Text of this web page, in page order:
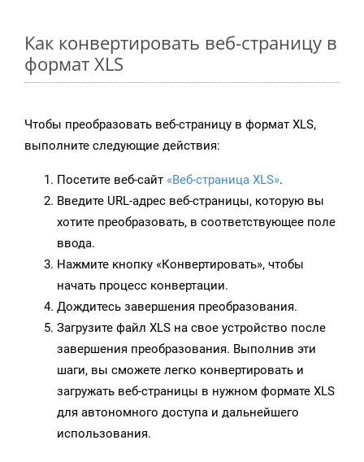
Как конвертировать веб-страницу в
формат XLS
Чтобы преобразовать веб-страницу в формат XLS,
выполните следующие действия:
Посетите веб-сайт «Веб-страница XLS».
Введите URL-адрес веб-страницы, которую вы
хотите преобразовать, в соответствующее поле
ввода.
Нажмите кнопку «Конвертировать», чтобы
начать процесс конвертации.
Дождитесь завершения преобразования.
Загрузите файл XLS на свое устройство после
завершения преобразования. Выполнив эти
шаги, вы сможете легко конвертировать и
загружать веб-страницы в нужном формате XLS
для автономного доступа и дальнейшего
использования.